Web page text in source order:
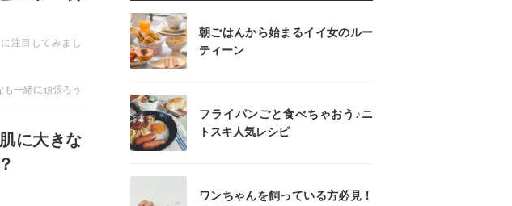
注目してみまし
も一緒に頑張ろう
に大きな
朝ごはんから始まるイイ女のルー
ティーン
フライパンごと食べちゃおう♪ニ
トスキ人気レシピ
ワンちゃんを飼っている方必見！